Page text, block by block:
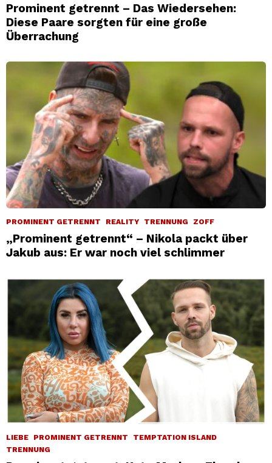
Prominent getrennt – Das Wiedersehen:
Diese Paare sorgten für eine große
Überrachung
PROMINENT GETRENNT REALITY TRENNUNG ZOFF
„Prominent getrennt“ – Nikola packt über
Jakub aus: Er war noch viel schlimmer
LIEBE PROMINENT GETRENNT
TEMPTATION ISLAND
TRENNUNG